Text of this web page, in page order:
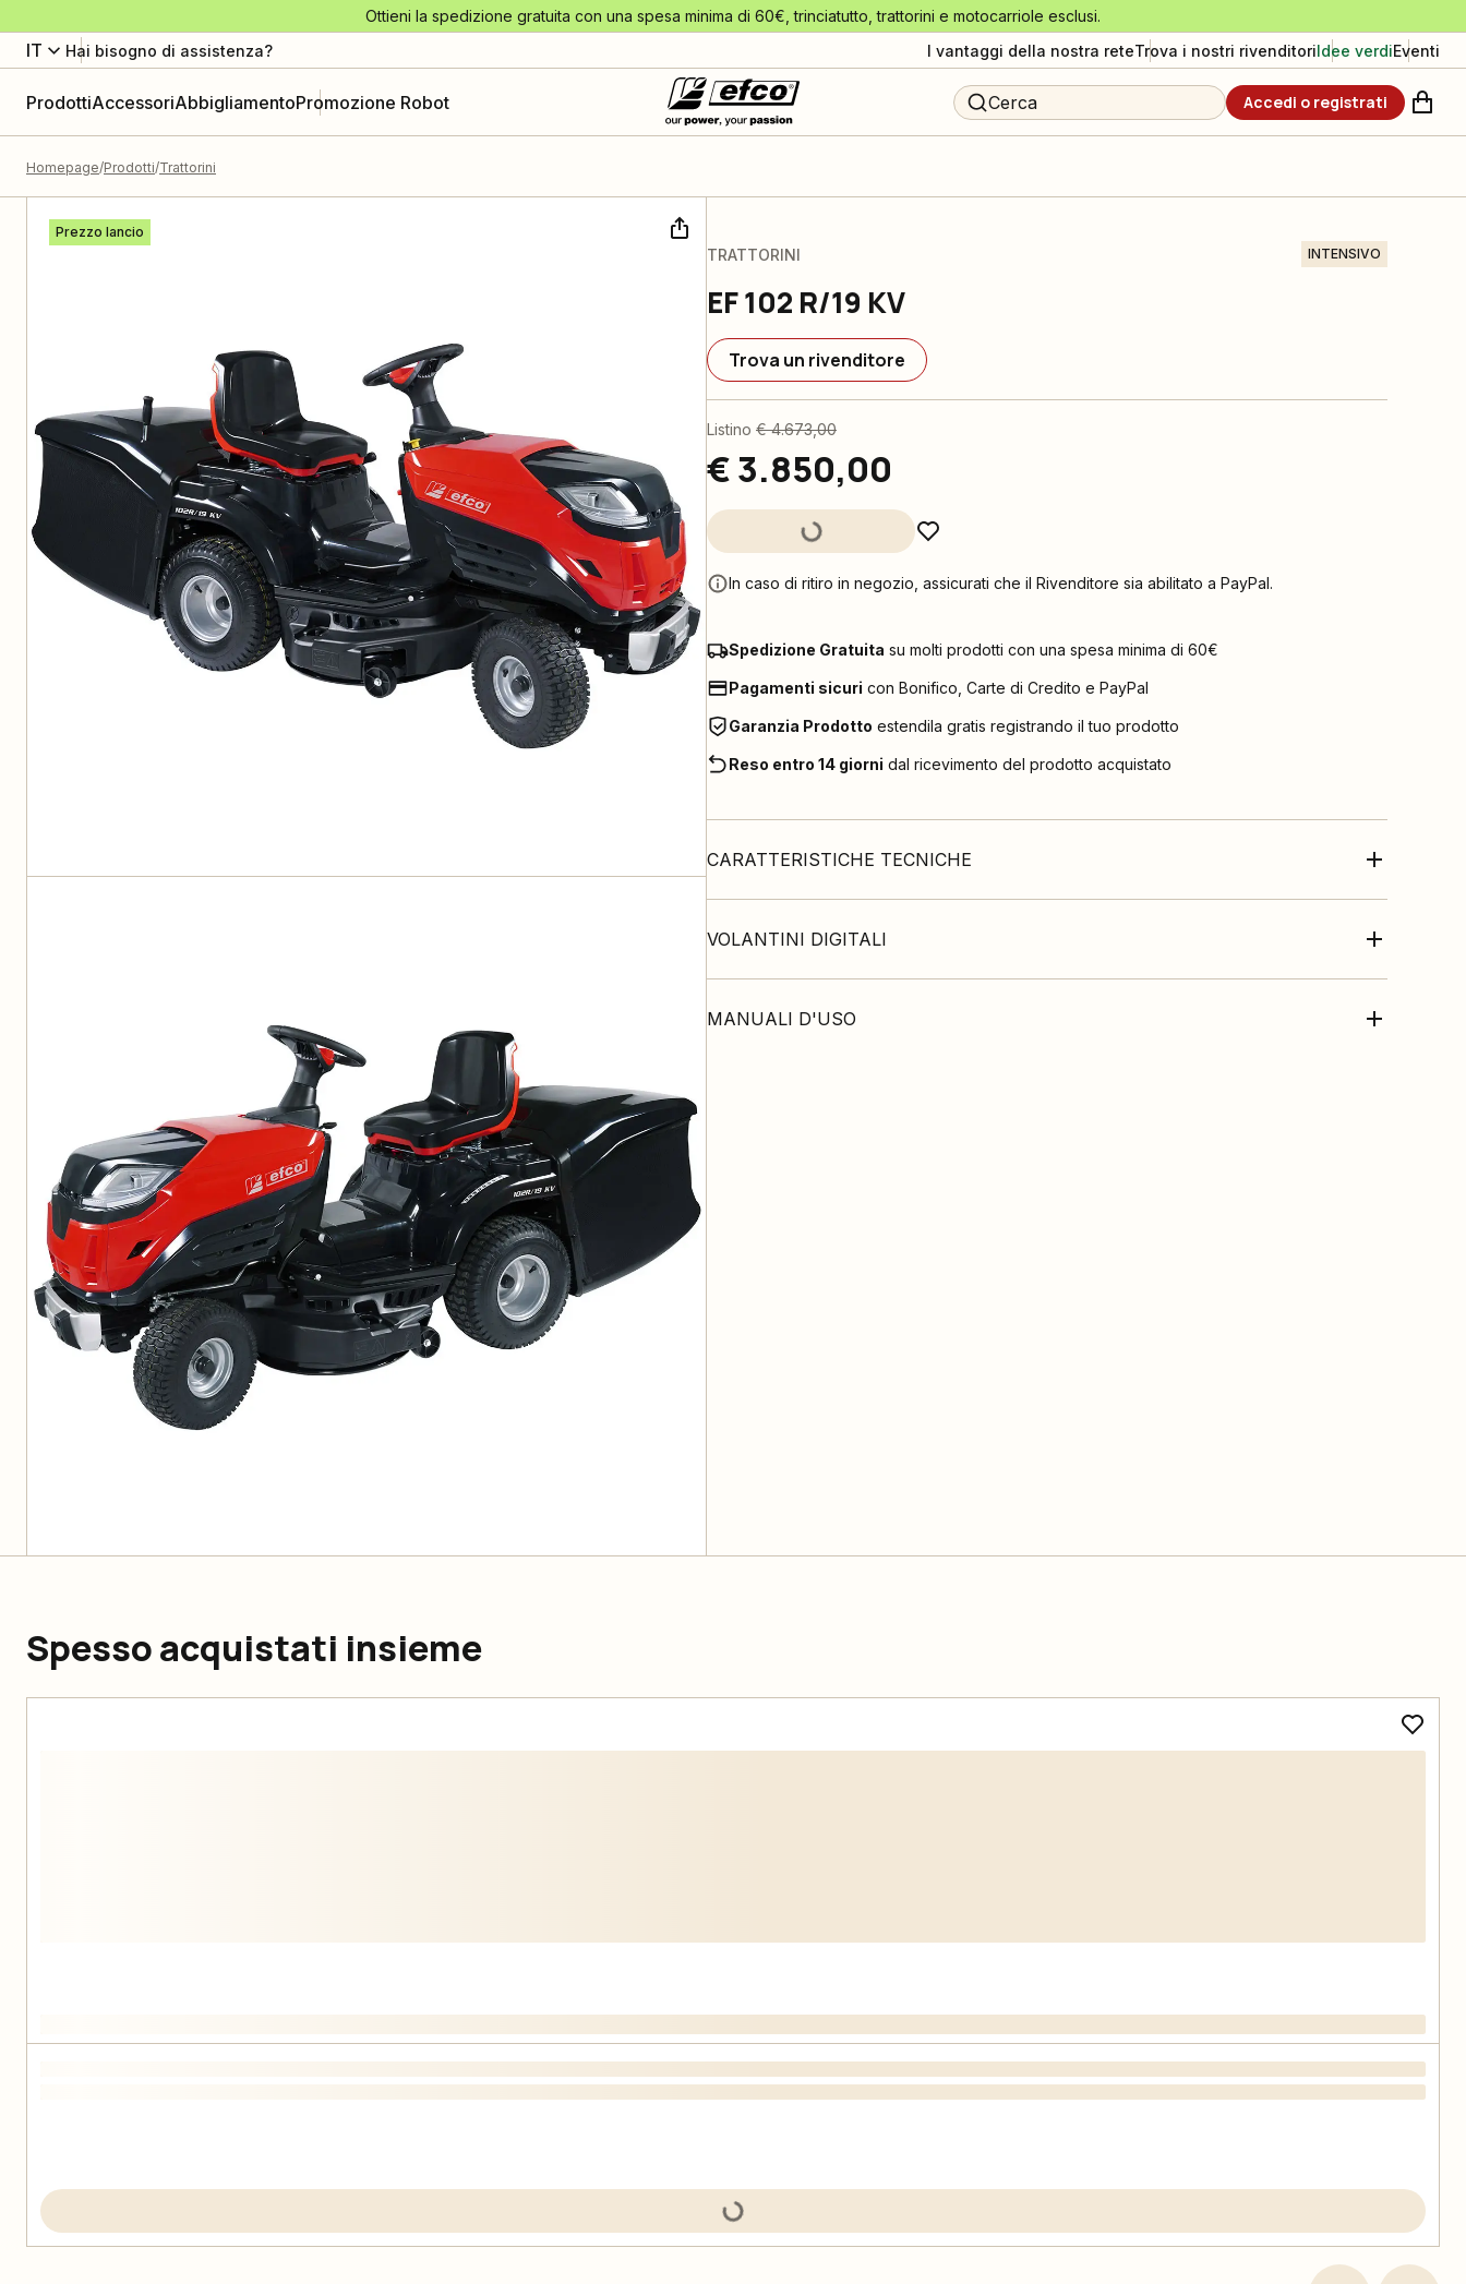
Ottieni la spedizione gratuita con una spesa minima di 60€, trinciatutto, trattorini e motocarriole esclusi.
IT Hai bisogno di assistenza? I vantaggi della nostra reteTrova i nostri rivenditoriIdee verdiEventi
ProdottiAccessoriAbbigliamentoPromozione Robot Cerca Accedi o registrati
Homepage Prodotti Trattorini
Prezzo lancio
TRATTORINI INTENSIVO
EF 102 R/19 KV
Trova un rivenditore
Listino € 4.673,00
€ 3.850,00
In caso di ritiro in negozio, assicurati che il Rivenditore sia abilitato a PayPal.
Spedizione Gratuita su molti prodotti con una spesa minima di 60€
Pagamenti sicuri con Bonifico, Carte di Credito e PayPal
Garanzia Prodotto estendila gratis registrando il tuo prodotto
Reso entro 14 giorni dal ricevimento del prodotto acquistato
CARATTERISTICHE TECNICHE
VOLANTINI DIGITALI
MANUALI D'USO
Spesso acquistati insieme